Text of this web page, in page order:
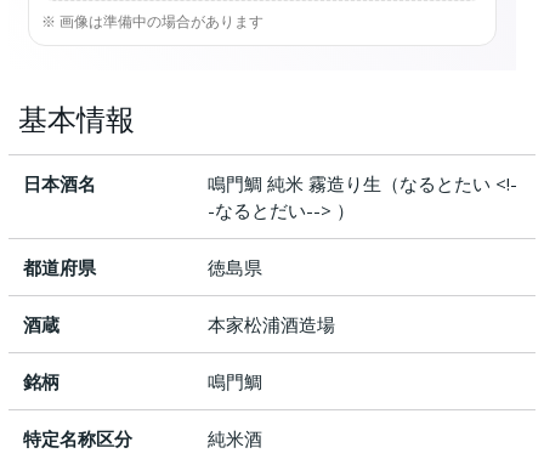
※ 画像は準備中の場合があります
基本情報
日本酒名
鳴門鯛 純米 霧造り生（なるとたい <!-
-なるとだい--> ）
都道府県 徳島県
酒蔵 本家松浦酒造場
銘柄 鳴門鯛
特定名称区分 純米酒